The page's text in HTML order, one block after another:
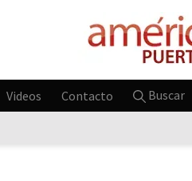
Videos Contacto Buscar